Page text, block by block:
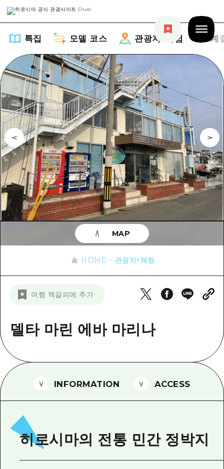
특집 모델 코스 관광지・체험 계
특집
목록
추천
아트
이벤트/축제
음식/술
사이클링
쇼핑
나이트 라이프
기준
역사/문화
치유
모델 코스
목록
Dive! Hiroshima 공식 가이드
Hiroshima Moshimo Travel
히로시마시 주변
미야지마(宮島) 주변
당일치기
2박 3일
관광지・체험
목록
히로시마시 주변
아키(安芸)
빈고(備後)
비북(備北)
게이호쿠(芸北)
야마구치(山口)현 동부
계절 정보
이벤트
유용한 정보
보조 트래픽 요약
히로시마 OMOTENASHI 패스
수하물 보관 및 배송 서비스
HIROSHIMA FREE Wi-Fi
자원봉사 가이드
히로시마현내 매력을 동영상으로 소개!
뉴스
HOME 관광지・체험
여행 책갈피에 추가
델타 마린 에바 마리나
MAP
INFORMATION ACCESS
히로시마의 전통 민간 정박지